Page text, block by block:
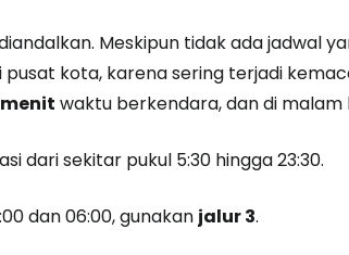
Meskipun tidak ada jadwal
kota, karena sering terjadi
waktu berkendara, dan di malam
dari sekitar pukul 5:30 hingga 23:30.
dan 06:00, gunakan jalur 3.